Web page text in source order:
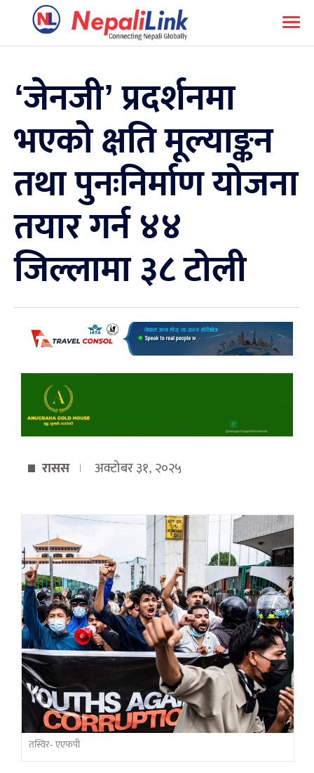
‘जेनजी’ प्रदर्शनमा
भएको क्षति मूल्याङ्कन
तथा पुनःनिर्माण योजना
तयार गर्न ४४
जिल्लामा ३८ टोली
रासस अक्टोबर ३१, २०२५
तस्विर- एएफपी